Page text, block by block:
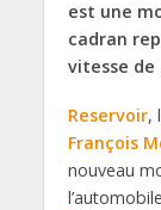
est une
cadran
vitesse de
Reservoir,
François
nouveau